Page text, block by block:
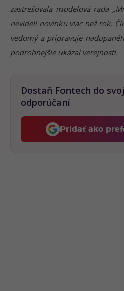
zastrešovala modelová rada
nevideli novinku viac než rok.
vedomý a pripravuje
podrobnejšie ukázal verejnosti.
Dostaň Fontech do
odporúčaní
Pridať ako